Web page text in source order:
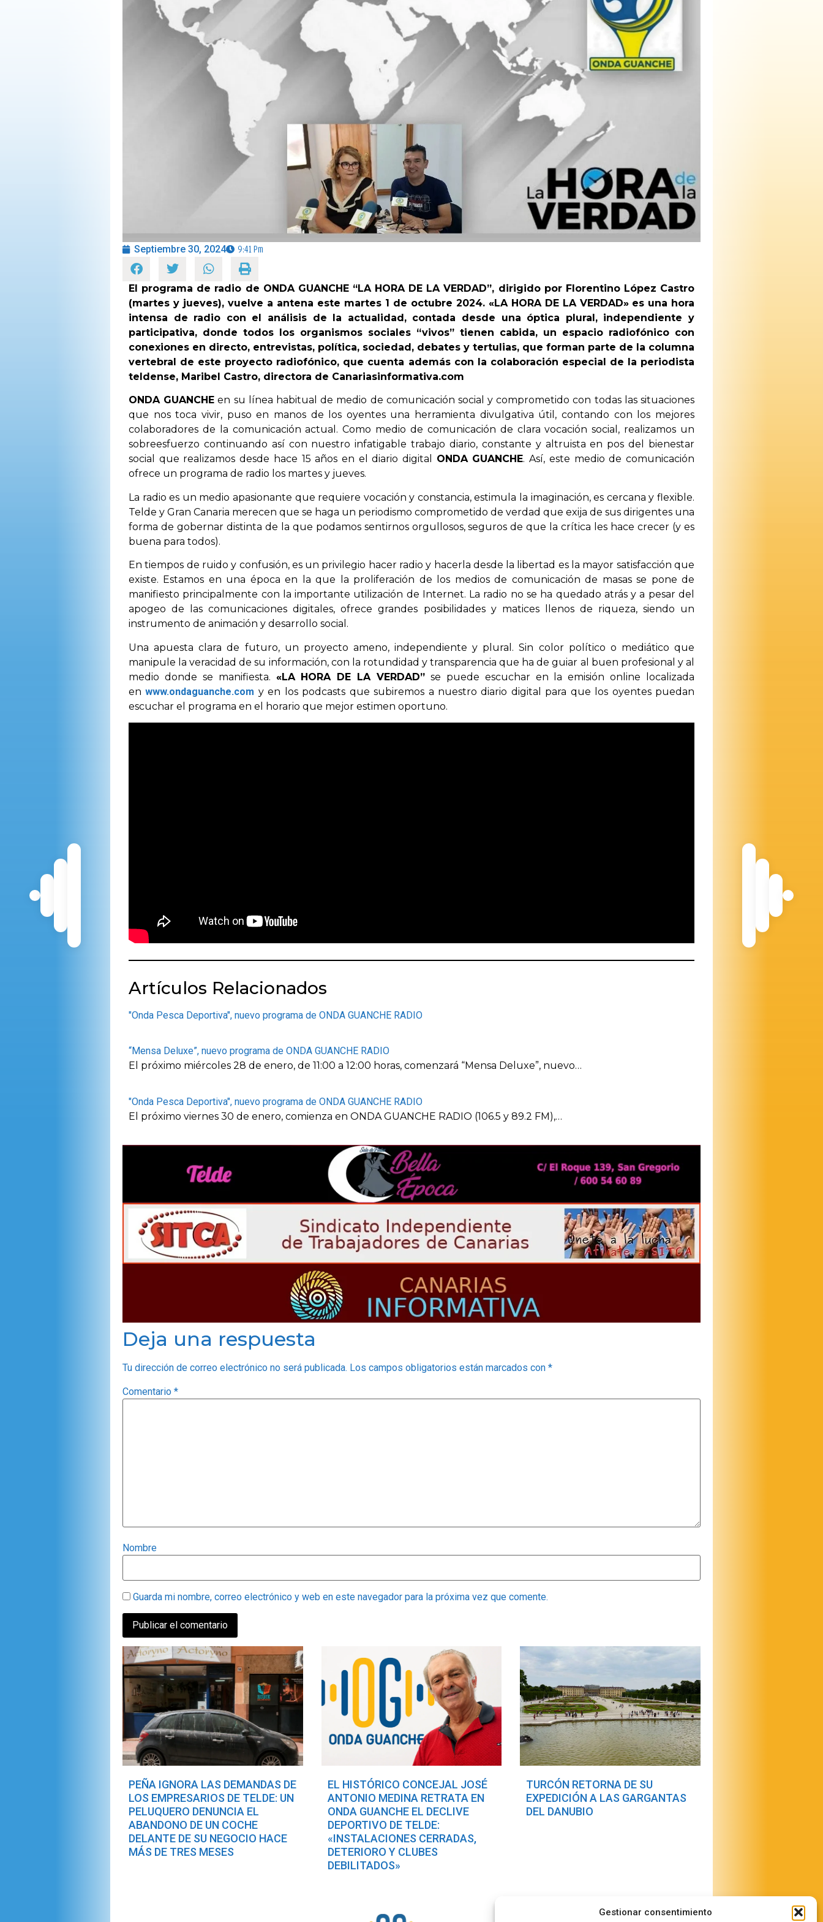
Gestionar consentimiento
Septiembre 30, 2024 9:41 Pm
El programa de radio de ONDA GUANCHE “LA HORA DE LA VERDAD”, dirigido por Florentino López Castro
(martes y jueves), vuelve a antena este martes 1 de octubre 2024. «LA HORA DE LA VERDAD» es una hora
intensa de radio con el análisis de la actualidad, contada desde una óptica plural, independiente y
participativa, donde todos los organismos sociales “vivos” tienen cabida, un espacio radiofónico con
conexiones en directo, entrevistas, política, sociedad, debates y tertulias, que forman parte de la columna
vertebral de este proyecto radiofónico, que cuenta además con la colaboración especial de la periodista
teldense, Maribel Castro, directora de Canariasinformativa.com
ONDA GUANCHE en su línea habitual de medio de comunicación social y comprometido con todas las situaciones
que nos toca vivir, puso en manos de los oyentes una herramienta divulgativa útil, contando con los mejores
colaboradores de la comunicación actual. Como medio de comunicación de clara vocación social, realizamos un
sobreesfuerzo continuando así con nuestro infatigable trabajo diario, constante y altruista en pos del bienestar
social que realizamos desde hace 15 años en el diario digital ONDA GUANCHE. Así, este medio de comunicación
ofrece un programa de radio los martes y jueves.
La radio es un medio apasionante que requiere vocación y constancia, estimula la imaginación, es cercana y flexible.
Telde y Gran Canaria merecen que se haga un periodismo comprometido de verdad que exija de sus dirigentes una
forma de gobernar distinta de la que podamos sentirnos orgullosos, seguros de que la crítica les hace crecer (y es
buena para todos).
En tiempos de ruido y confusión, es un privilegio hacer radio y hacerla desde la libertad es la mayor satisfacción que
existe. Estamos en una época en la que la proliferación de los medios de comunicación de masas se pone de
manifiesto principalmente con la importante utilización de Internet. La radio no se ha quedado atrás y a pesar del
apogeo de las comunicaciones digitales, ofrece grandes posibilidades y matices llenos de riqueza, siendo un
instrumento de animación y desarrollo social.
Una apuesta clara de futuro, un proyecto ameno, independiente y plural. Sin color político o mediático que
manipule la veracidad de su información, con la rotundidad y transparencia que ha de guiar al buen profesional y al
medio donde se manifiesta. «LA HORA DE LA VERDAD” se puede escuchar en la emisión online localizada
enwww.ondaguanche.com y en los podcasts que subiremos a nuestro diario digital para que los oyentes puedan
escuchar el programa en el horario que mejor estimen oportuno.
Artículos Relacionados
"Onda Pesca Deportiva", nuevo programa de ONDA GUANCHE RADIO
“Mensa Deluxe”, nuevo programa de ONDA GUANCHE RADIO
El próximo miércoles 28 de enero, de 11:00 a 12:00 horas, comenzará “Mensa Deluxe”, nuevo…
"Onda Pesca Deportiva", nuevo programa de ONDA GUANCHE RADIO
El próximo viernes 30 de enero, comienza en ONDA GUANCHE RADIO (106.5 y 89.2 FM),…
Deja una respuesta
Tu dirección de correo electrónico no será publicada. Los campos obligatorios están marcados con *
Comentario *
Nombre
Guarda mi nombre, correo electrónico y web en este navegador para la próxima vez que comente.
PEÑA IGNORA LAS DEMANDAS DE
LOS EMPRESARIOS DE TELDE: UN
PELUQUERO DENUNCIA EL
ABANDONO DE UN COCHE
DELANTE DE SU NEGOCIO HACE
MÁS DE TRES MESES
EL HISTÓRICO CONCEJAL JOSÉ
ANTONIO MEDINA RETRATA EN
ONDA GUANCHE EL DECLIVE
DEPORTIVO DE TELDE:
«INSTALACIONES CERRADAS,
DETERIORO Y CLUBES
DEBILITADOS»
TURCÓN RETORNA DE SU
EXPEDICIÓN A LAS GARGANTAS
DEL DANUBIO